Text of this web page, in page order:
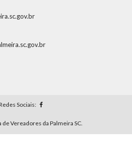
Sociais:
Vereadores da Palmeira SC.